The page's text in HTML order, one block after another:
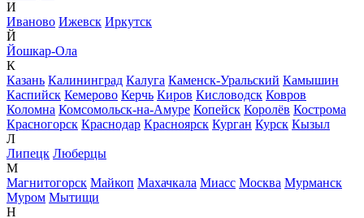
И
Иваново Ижевск Иркутск
Й
Йошкар-Ола
К
Казань Калининград Калуга Каменск-Уральский Камышин
Каспийск Кемерово Керчь Киров Кисловодск Ковров
Коломна Комсомольск-на-Амуре Копейск Королёв Кострома
Красногорск Краснодар Красноярск Курган Курск Кызыл
Л
Липецк Люберцы
М
Магнитогорск Майкоп Махачкала Миасс Москва Мурманск
Муром Мытищи
Н